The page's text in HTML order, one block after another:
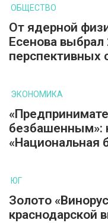
ОБЩЕСТВО
От ядерной
Есенова
перспективных
ЭКОНОМИКА
безбашенным»:
«Национальная
ЮГ
Золото
краснодарской